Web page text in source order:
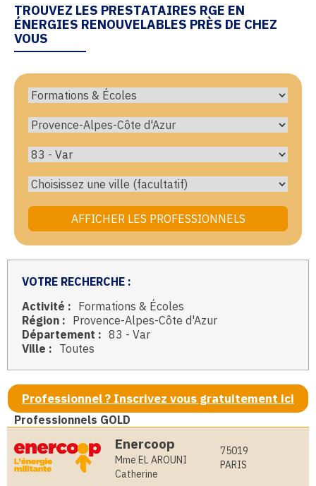
TROUVEZ LES PRESTATAIRES RGE EN
ÉNERGIES RENOUVELABLES PRÈS DE CHEZ
VOUS
VOTRE RECHERCHE :
Activité : Formations & Écoles
Région : Provence-Alpes-Côte d'Azur
Département : 83 - Var
Ville : Toutes
Professionnel ? Inscrivez vous gratuitement ici
Professionnels GOLD
Enercoop
Mme EL AROUNI
Catherine
75019
PARIS